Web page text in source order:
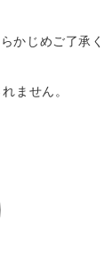
かじめご了承く
ません。